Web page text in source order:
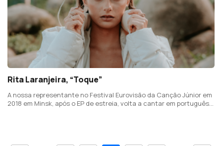
Rita Laranjeira, “Toque”
A nossa representante no Festival Eurovisão da Canção Júnior em
2018 em Minsk, após o EP de estreia, volta a cantar em português,